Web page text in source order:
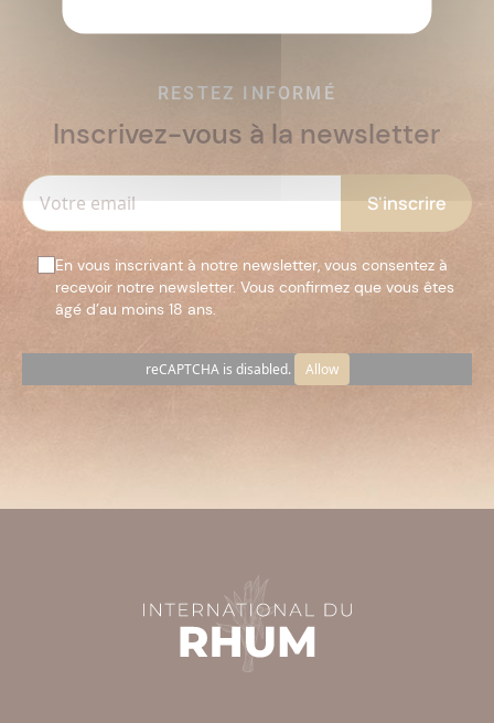
RESTEZ INFORMÉ
Inscrivez-vous à la newsletter
En vous inscrivant à notre newsletter, vous consentez à
recevoir notre newsletter. Vous confirmez que vous êtes
âgé d’au moins 18 ans.
reCAPTCHA is disabled. Allow
vide.